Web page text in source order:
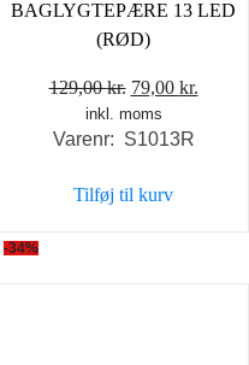
BAGLYGTEPÆRE 13 LED
(RØD)
129,00kr. Den
oprindelige
pris
129,00 kr..
79,00 kr.
inkl. moms
Varenr: S1013R
Tilføj til kurv
-34%